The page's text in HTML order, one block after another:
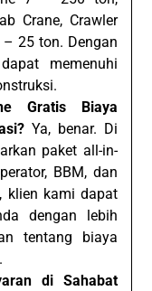
Crane, Crawler
25 ton. Dengan
memenuhi
Gratis Biaya
Ya, benar. Di
paket all-in-
BBM, dan
klien kami dapat
dengan lebih
tentang biaya
di Sahabat